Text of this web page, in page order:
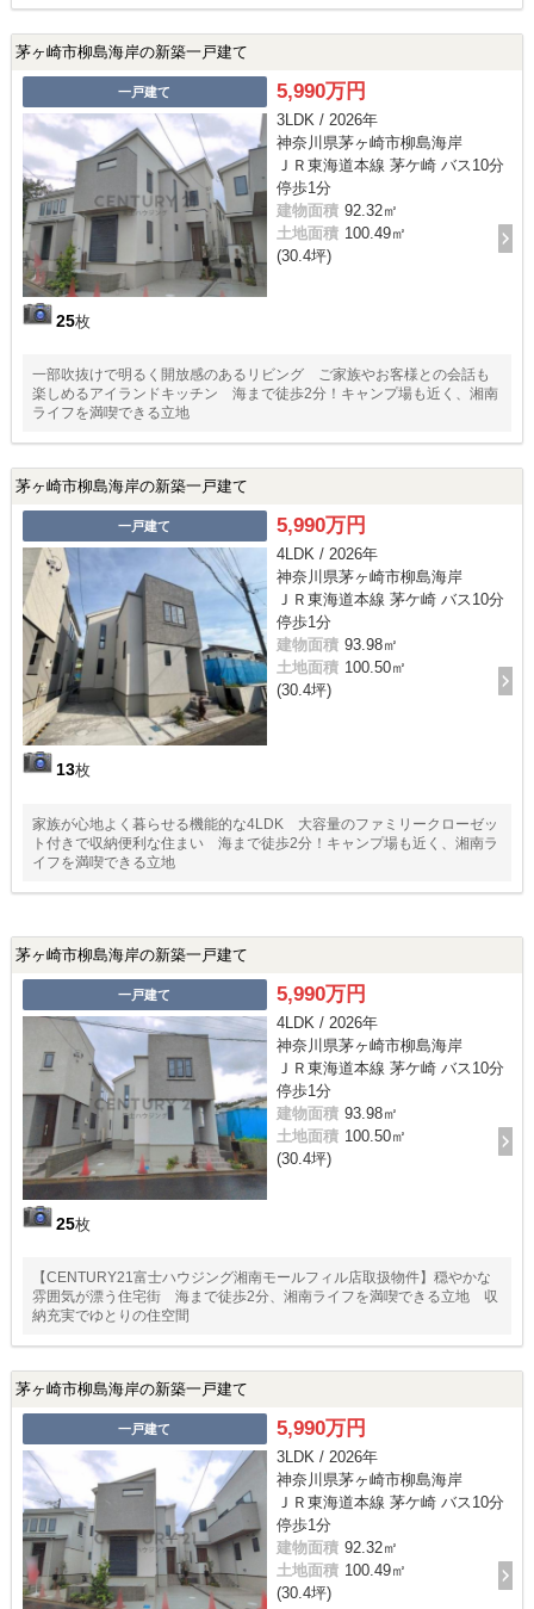
茅ヶ崎市柳島海岸の新築一戸建て
一戸建て
25枚
5,990万円
3LDK / 2026年
神奈川県茅ヶ崎市柳島海岸
ＪＲ東海道本線 茅ケ崎 バス10分
停歩1分
建物面積 92.32㎡
土地面積 100.49㎡
(30.4坪)
一部吹抜けで明るく開放感のあるリビング ご家族やお客様との会話も
楽しめるアイランドキッチン 海まで徒歩2分！キャンプ場も近く、湘南
ライフを満喫できる立地
茅ヶ崎市柳島海岸の新築一戸建て
一戸建て
13枚
5,990万円
4LDK / 2026年
神奈川県茅ヶ崎市柳島海岸
ＪＲ東海道本線 茅ケ崎 バス10分
停歩1分
建物面積 93.98㎡
土地面積 100.50㎡
(30.4坪)
家族が心地よく暮らせる機能的な4LDK 大容量のファミリークローゼッ
ト付きで収納便利な住まい 海まで徒歩2分！キャンプ場も近く、湘南ラ
イフを満喫できる立地
茅ヶ崎市柳島海岸の新築一戸建て
一戸建て
25枚
5,990万円
4LDK / 2026年
神奈川県茅ヶ崎市柳島海岸
ＪＲ東海道本線 茅ケ崎 バス10分
停歩1分
建物面積 93.98㎡
土地面積 100.50㎡
(30.4坪)
【CENTURY21富士ハウジング湘南モールフィル店取扱物件】穏やかな
雰囲気が漂う住宅街 海まで徒歩2分、湘南ライフを満喫できる立地 収
納充実でゆとりの住空間
茅ヶ崎市柳島海岸の新築一戸建て
一戸建て 5,990万円
3LDK / 2026年
神奈川県茅ヶ崎市柳島海岸
ＪＲ東海道本線 茅ケ崎 バス10分
停歩1分
建物面積 92.32㎡
土地面積 100.49㎡
(30.4坪)